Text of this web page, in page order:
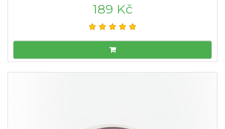
189 Kč